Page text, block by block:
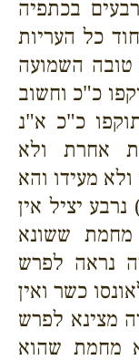
בכתפיה
כל העריות
השמועה
כ"כ וחשוב
כ"כ א"נ
אחרת ולא
מעידו והא
יציל אין
מחמת ששונא
נראה לפרש
כשר ואין
מצינא לפרש
מחמת שהוא